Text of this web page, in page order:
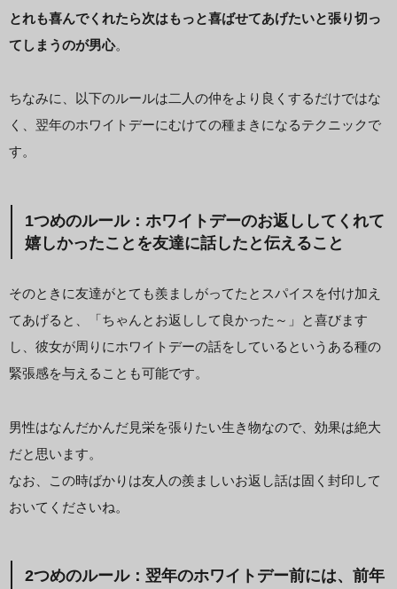
とれも喜んでくれたら次はもっと喜ばせてあげたいと張り切っ
てしまうのが男心。
ちなみに、以下のルールは二人の仲をより良くするだけではな
く、翌年のホワイトデーにむけての種まきになるテクニックで
す。
1つめのルール：ホワイトデーのお返ししてくれて
嬉しかったことを友達に話したと伝えること
そのときに友達がとても羨ましがってたとスパイスを付け加え
てあげると、「ちゃんとお返しして良かった～」と喜びます
し、彼女が周りにホワイトデーの話をしているというある種の
緊張感を与えることも可能です。
男性はなんだかんだ見栄を張りたい生き物なので、効果は絶大
だと思います。
なお、この時ばかりは友人の羨ましいお返し話は固く封印して
おいてくださいね。
2つめのルール：翌年のホワイトデー前には、前年